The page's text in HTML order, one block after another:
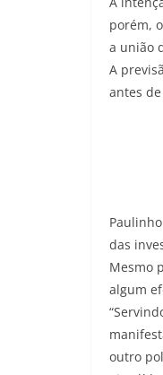
porém,
a união
A
antes
das
Mesmo
algum
outro